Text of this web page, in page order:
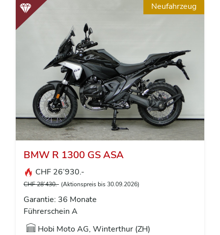
Neufahrzeug
BMW R 1300 GS ASA
CHF 26’930.-
CHF 28’430.- (Aktionspreis bis 30.09.2026)
Garantie: 36 Monate
Führerschein A
Hobi Moto AG, Winterthur (ZH)